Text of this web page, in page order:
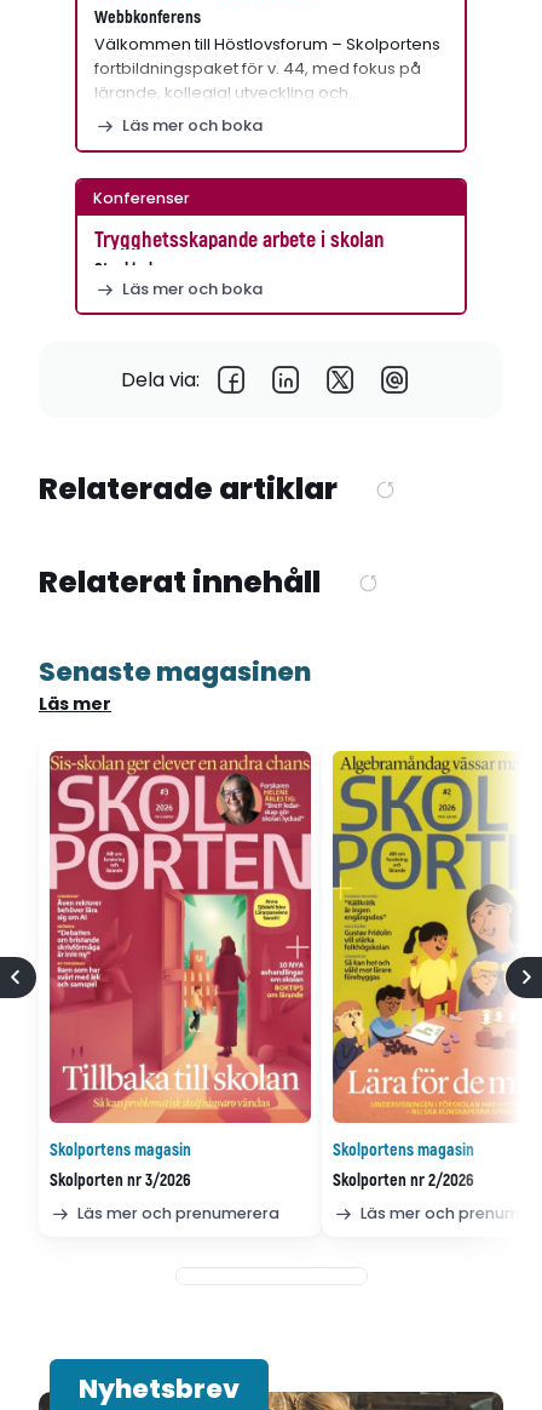
Webbkonferens
Välkommen till Höstlovsforum – Skolportens
fortbildningspaket för v. 44, med fokus på
lärande, kollegial utveckling och…
Läs mer och boka
Konferenser
Trygghetsskapande arbete i skolan
Stockholm
Läs mer och boka
Dela via:
Relaterade artiklar
Relaterat innehåll
Senaste magasinen
Läs mer
Skolportens magasin
Skolporten nr 3/2026
Läs mer och prenumerera
Skolportens magasin
Skolporten nr 2/2026
Läs mer och
Nyhetsbrev